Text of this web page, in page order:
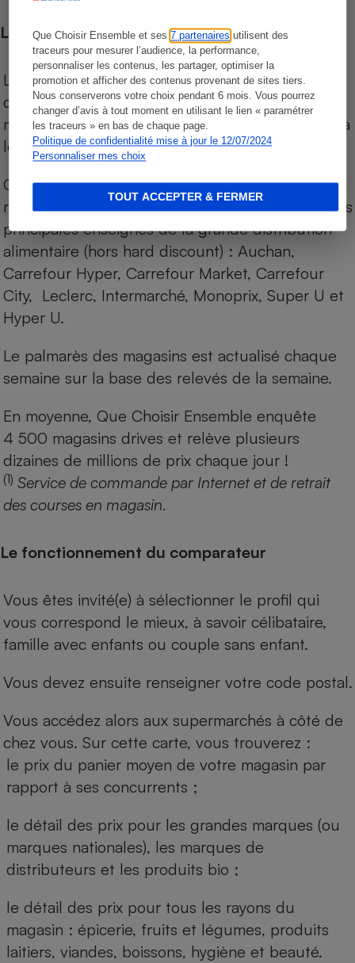
Que Choisir Ensemble et ses7 partenaires utilisent des
traceurs pour mesurer l’audience, la performance,
personnaliser les contenus, les partager, optimiser la
promotion et afficher des contenus provenant de sites tiers.
Nous conserverons votre choix pendant 6 mois. Vous pourrez
changer d’avis à tout moment en utilisant le lien « paramétrer
les traceurs » en bas de chaque page.
Politique de confidentialité mise à jour le 12/07/2024
Personnaliser mes choix
TOUT ACCEPTER & FERMER
Les comparaisons de prix
Les comparaisons sont réalisées sur l’ensemble
des produits des magasins. Les produits de
marques de distributeurs (MDD) sont comparés à
leurs équivalents chez leurs concurrents.
Chaque jour, les prix de tous les produits sont
relevés par Internet, sur les services drives (1) des
principales enseignes de la grande distribution
alimentaire (hors hard discount) : Auchan,
Carrefour Hyper, Carrefour Market, Carrefour
City, Leclerc, Intermarché, Monoprix, Super U et
Hyper U.
Le palmarès des magasins est actualisé chaque
semaine sur la base des relevés de la semaine.
En moyenne, Que Choisir Ensemble enquête
4 500 magasins drives et relève plusieurs
dizaines de millions de prix chaque jour !
(1) Service de commande par Internet et de retrait
des courses en magasin.
Le fonctionnement du comparateur
Vous êtes invité(e) à sélectionner le profil qui
vous correspond le mieux, à savoir célibataire,
famille avec enfants ou couple sans enfant.
Vous devez ensuite renseigner votre code postal.
Vous accédez alors aux supermarchés à côté de
chez vous. Sur cette carte, vous trouverez :
le prix du panier moyen de votre magasin par
rapport à ses concurrents ;
le détail des prix pour les grandes marques (ou
marques nationales), les marques de
distributeurs et les produits bio ;
le détail des prix pour tous les rayons du
magasin : épicerie, fruits et légumes, produits
laitiers, viandes, boissons, hygiène et beauté.